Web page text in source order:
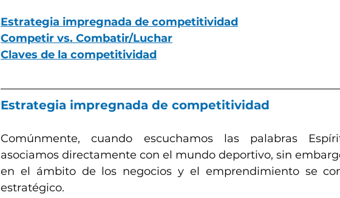
Estrategia impregnada de competitividad
Competir vs. Combatir/Luchar
Claves de la competitividad
Estrategia impregnada de competitividad
Comúnmente, cuando escuchamos las palabras
asociamos directamente con el mundo deportivo, sin
en el ámbito de los negocios y el emprendimiento se
estratégico.